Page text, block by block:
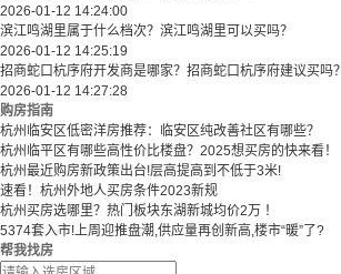
2026-01-12 14:24:00
滨江鸣湖里属于什么档次？滨江鸣湖里可以买吗？
2026-01-12 14:25:19
招商蛇口杭序府开发商是哪家？招商蛇口杭序府建议买吗？
2026-01-12 14:27:28
购房指南
杭州临安区低密洋房推荐：临安区纯改善社区有哪些？
​​杭州临平区有哪些高性价比楼盘？2025想买房的快来看！​
杭州最近购房新政策出台!层高提高到不低于3米!
速看！杭州外地人买房条件2023新规
杭州买房选哪里？热门板块东湖新城均价2万 ！
5374套入市!上周迎推盘潮,供应量再创新高,楼市“暖”了?
帮我找房